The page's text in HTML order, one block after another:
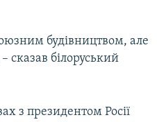
будівництвом, але
сказав білоруський
з президентом Росії